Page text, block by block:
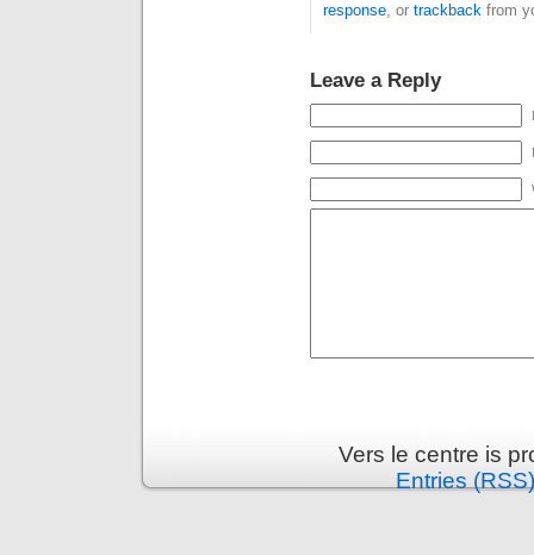
response, or trackback from
Leave a Reply
Vers le centre is
Entries (RSS)